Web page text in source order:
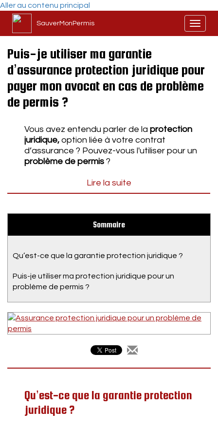
Aller au contenu principal
SauverMonPermis
Puis-je utiliser ma garantie
d’assurance protection juridique pour
payer mon avocat en cas de problème
de permis ?
Vous avez entendu parler de la protection
juridique, option liée à votre contrat
d’assurance ? Pouvez-vous l'utiliser pour un
problème de permis ?
Lire la suite
Sommaire
Qu’est-ce que la garantie protection juridique ?
Puis-je utiliser ma protection juridique pour un
problème de permis ?
Qu’est-ce que la garantie protection
juridique ?